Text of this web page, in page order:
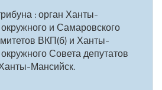
: орган Ханты-
и Самаровского
ВКП(б) и Ханты-
Совета депутатов
Мансийск.